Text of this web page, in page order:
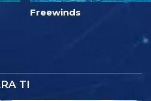
Freewinds
TI